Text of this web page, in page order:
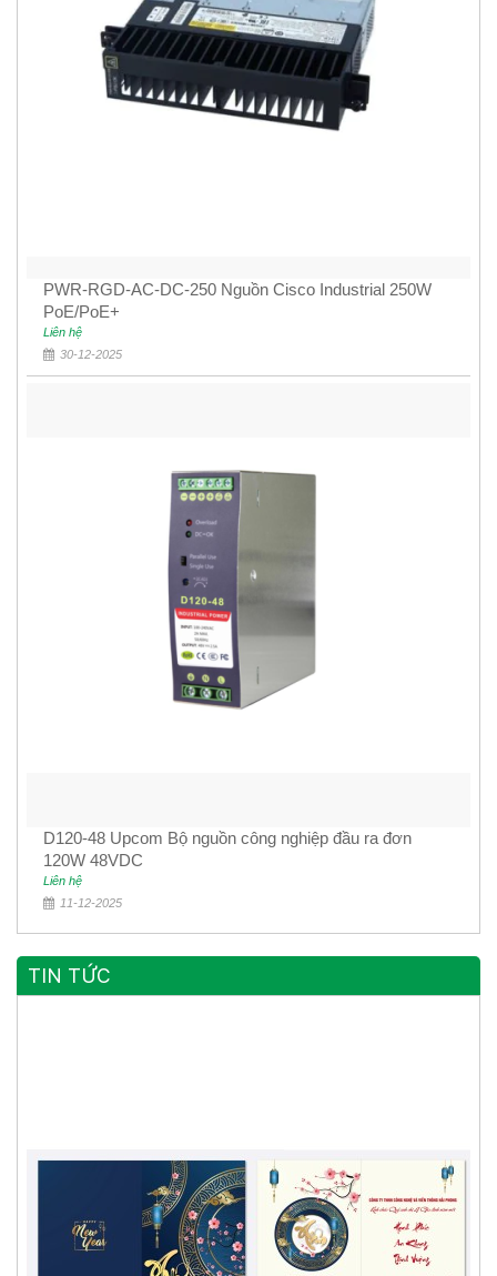
PWR-RGD-AC-DC-250 Nguồn Cisco Industrial 250W
PoE/PoE+
Liên hệ
30-12-2025
D120-48 Upcom Bộ nguồn công nghiệp đầu ra đơn
120W 48VDC
Liên hệ
11-12-2025
TIN TỨC